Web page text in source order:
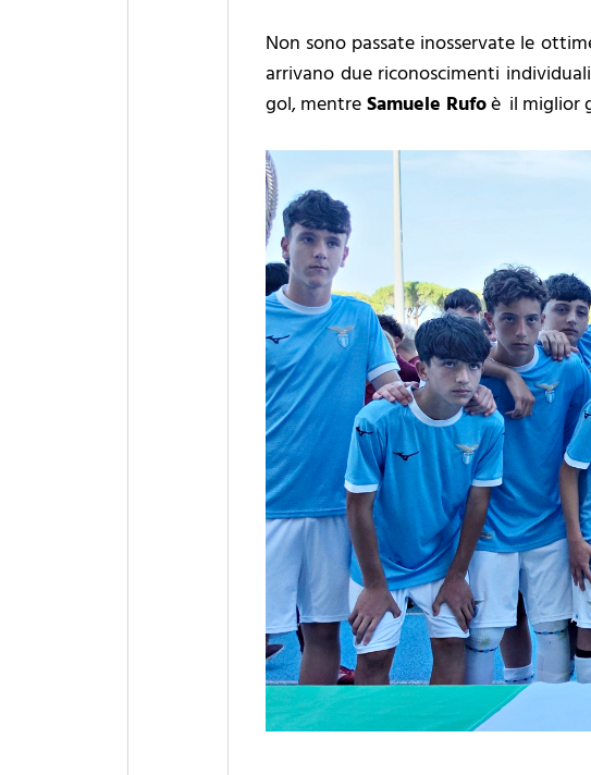
Non sono passate inosservate le
arrivano due riconoscimenti
gol, mentreSamuele Rufoè il miglior